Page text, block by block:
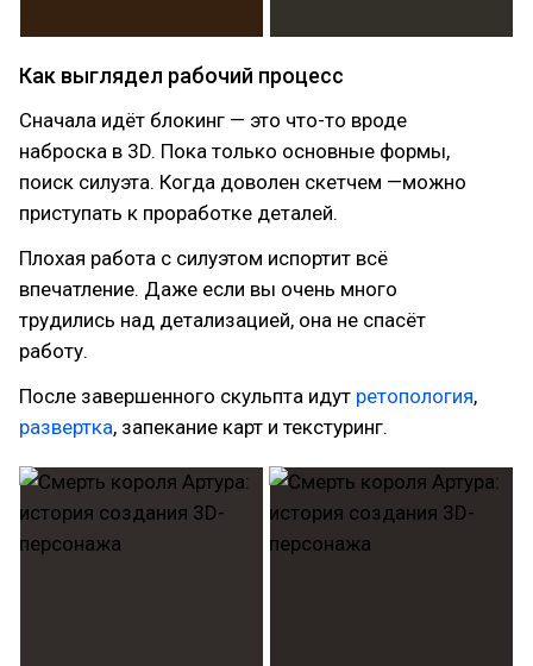
Как выглядел рабочий процесс
Сначала идёт блокинг — это что-то вроде
наброска в 3D. Пока только основные формы,
поиск силуэта. Когда доволен скетчем —можно
приступать к проработке деталей.
Плохая работа с силуэтом испортит всё
впечатление. Даже если вы очень много
трудились над детализацией, она не спасёт
работу.
После завершенного скульпта идут ретопология,
развертка, запекание карт и текстуринг.